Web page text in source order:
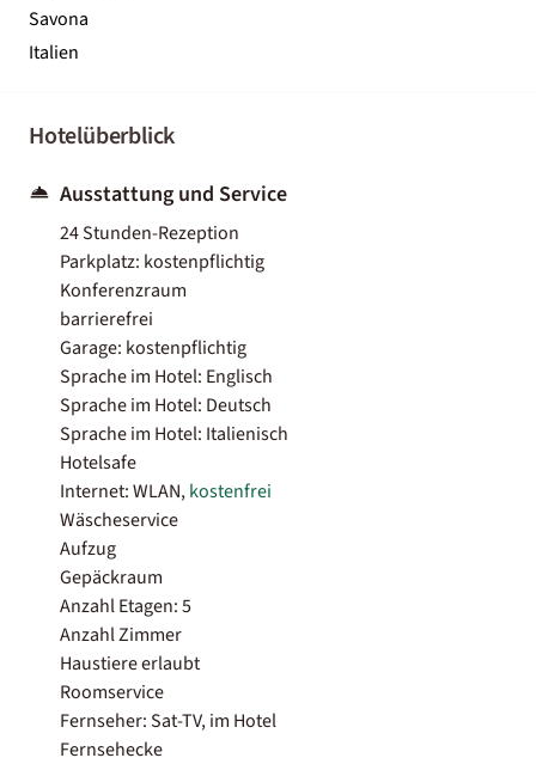
Savona
Italien
Hotelüberblick
Ausstattung und Service
24 Stunden-Rezeption
Parkplatz: kostenpflichtig
Konferenzraum
barrierefrei
Garage: kostenpflichtig
Sprache im Hotel: Englisch
Sprache im Hotel: Deutsch
Sprache im Hotel: Italienisch
Hotelsafe
Internet: WLAN,kostenfrei
Wäscheservice
Aufzug
Gepäckraum
Anzahl Etagen: 5
Anzahl Zimmer
Haustiere erlaubt
Roomservice
Fernseher: Sat-TV, im Hotel
Fernsehecke